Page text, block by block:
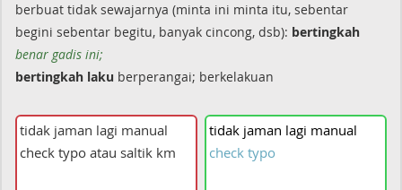
berbuat tidak sewajarnya (minta ini minta itu, sebentar
begini sebentar begitu, banyak cincong, dsb): bertingkah
benar gadis ini;
bertingkah laku berperangai; berkelakuan
tidak jaman lagi manual
check typo